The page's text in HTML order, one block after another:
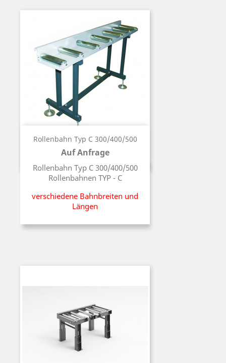
Rollenbahn Typ C 300/400/500
Auf Anfrage
Rollenbahn Typ C 300/400/500
Rollenbahnen TYP - C
verschiedene Bahnbreiten und
Längen